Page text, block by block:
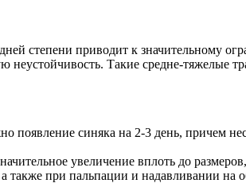
степени приводит к значительному
Такие средне-тяжелые
появление синяка на 2-3 день, причем
увеличение вплоть до
при пальпации и надавливании на